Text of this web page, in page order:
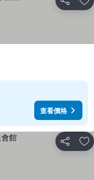
分享 放
查看價格
分享 放